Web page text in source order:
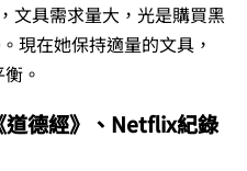
道德經》、Netflix紀錄